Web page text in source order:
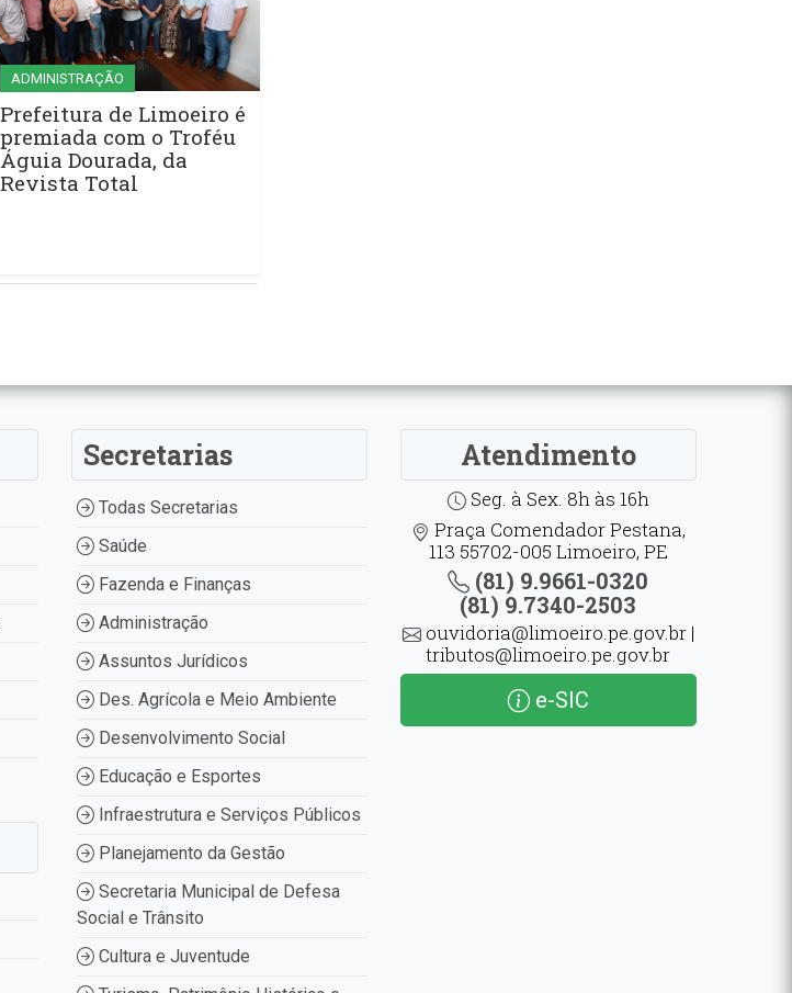
ADMINISTRAÇÃO
Prefeitura de Limoeiro é
premiada com o Troféu
Águia Dourada, da
Revista Total
Secretarias
Todas Secretarias
Saúde
Fazenda e Finanças
Administração
Assuntos Jurídicos
Des. Agrícola e Meio Ambiente
Desenvolvimento Social
Educação e Esportes
Infraestrutura e Serviços Públicos
Planejamento da Gestão
Secretaria Municipal de Defesa
Social e Trânsito
Cultura e Juventude
Atendimento
Seg. à Sex. 8h às 16h
Praça Comendador Pestana,
113 55702-005 Limoeiro, PE
(81) 9.9661-0320
(81) 9.7340-2503
ouvidoria@limoeiro.pe.gov.br |
tributos@limoeiro.pe.gov.br
e-SIC